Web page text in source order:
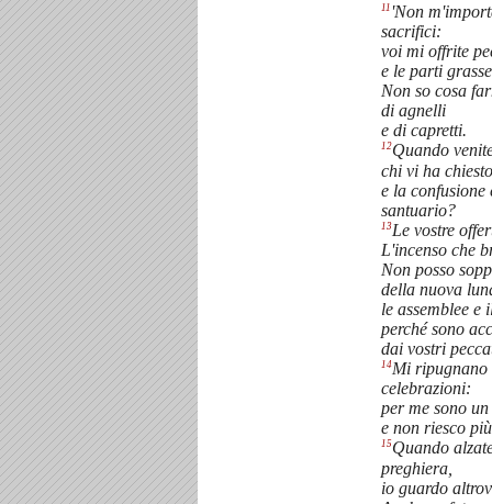
11 'Non
sacrifici:
voi mi offrite
e le parti
Non so cosa
di agnelli
e di capretti.
12Quando
chi vi ha
e la confusione
santuario?
13Le vostre
L'incenso che
Non posso
della nuova
le assemblee e
perché sono
dai vostri
14Mi ripugnano
celebrazioni:
per me sono un
e non riesco
15Quando
preghiera,
io guardo